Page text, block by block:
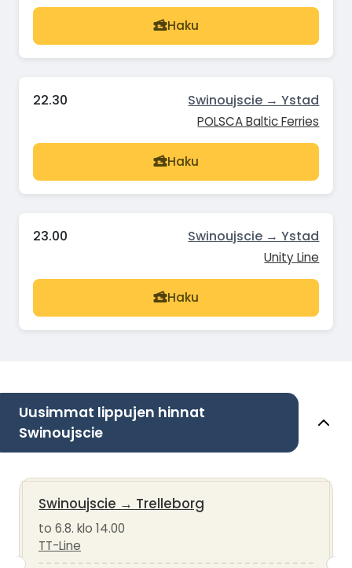
Haku
22.30 Swinoujscie → Ystad
POLSCA Baltic Ferries
Haku
23.00 Swinoujscie → Ystad
Unity Line
Haku
Uusimmat lippujen hinnat
Swinoujscie
Swinoujscie → Trelleborg
to 6.8. klo 14.00
TT-Line